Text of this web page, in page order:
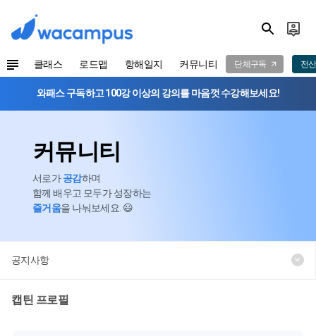
클래스 로드맵 항해일지 커뮤니티 단체구독 전
와패스 구독하고 100강 이상의 강의를 마음껏 수강해보세요!
커뮤니티
서로가공감하며
함께 배우고 모두가 성장하는
즐거움을 나눠보세요. 😃
공지사항
캡틴 프로필